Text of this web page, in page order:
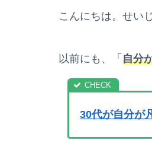
こんにちは。せい
以前にも、「 自分
30代が自分が